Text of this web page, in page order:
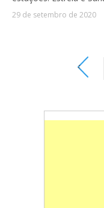
29 de setembro de 2020